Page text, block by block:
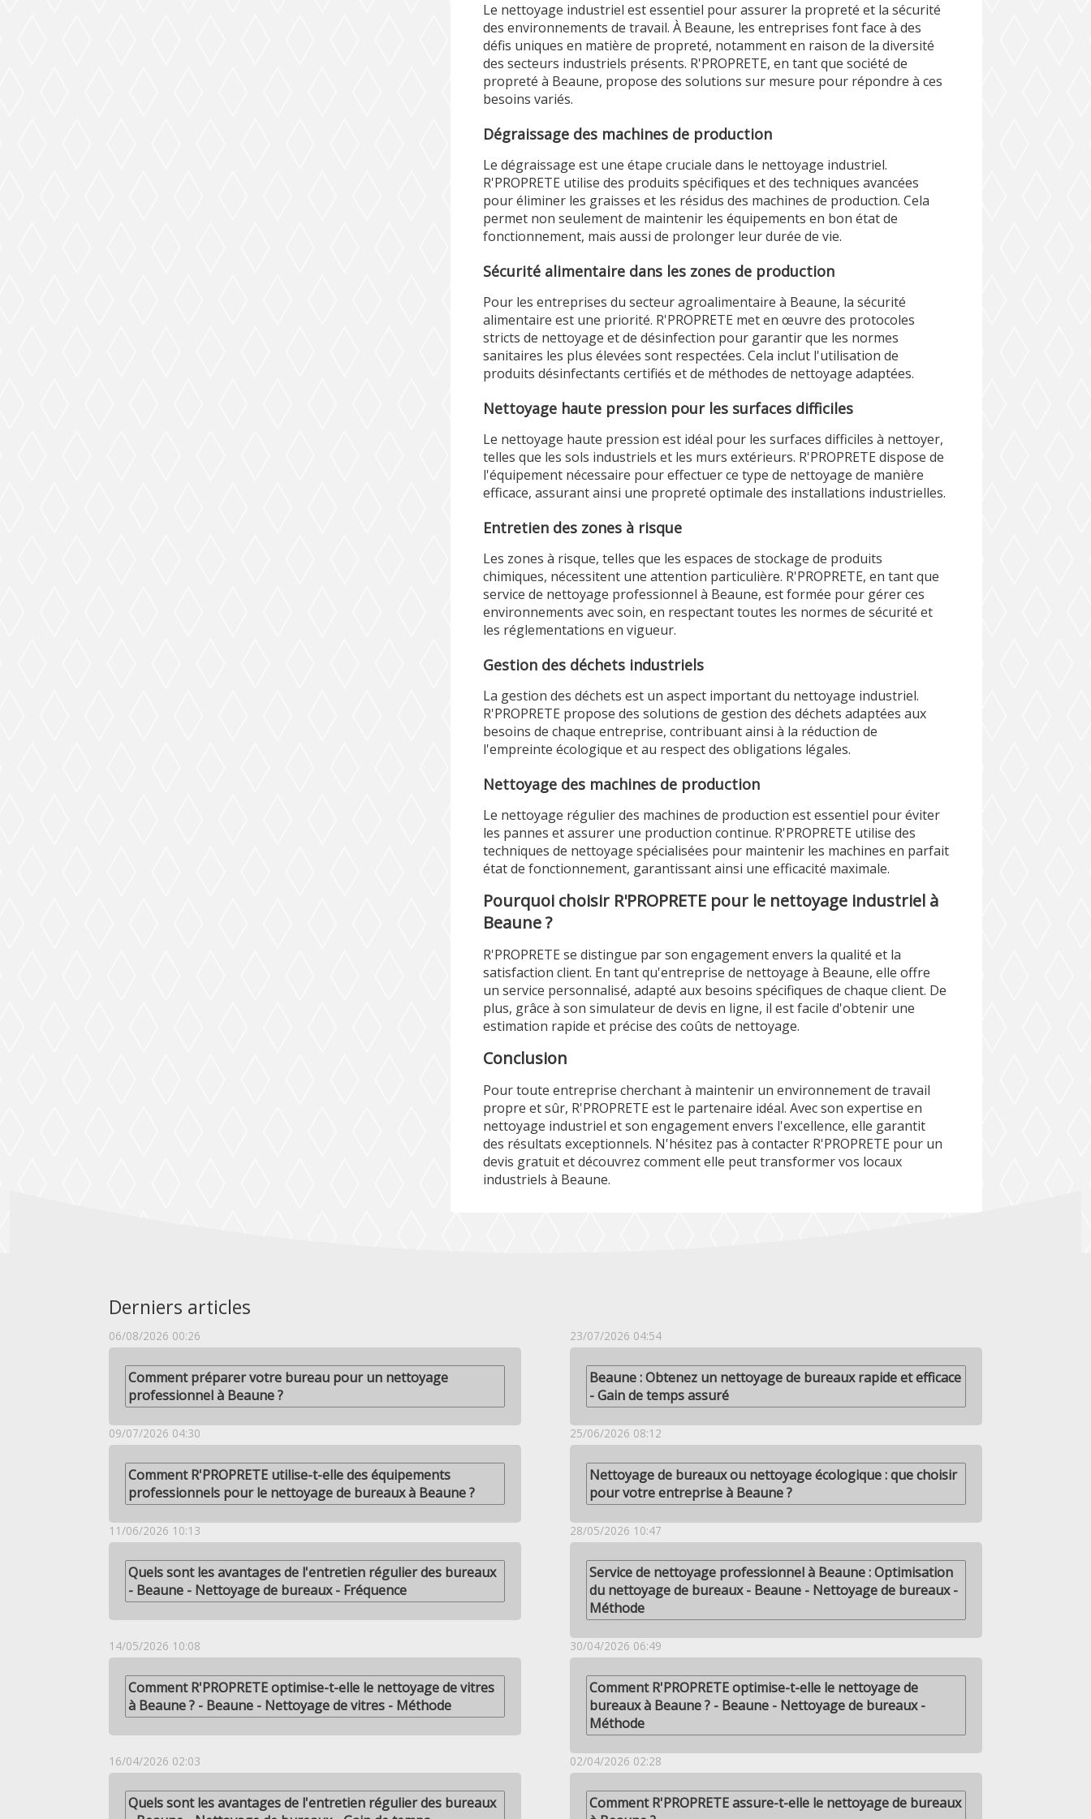
Le nettoyage industriel est essentiel pour assurer la propreté et la sécurité
des environnements de travail. À Beaune, les entreprises font face à des
défis uniques en matière de propreté, notamment en raison de la diversité
des secteurs industriels présents. R'PROPRETE, en tant que société de
propreté à Beaune, propose des solutions sur mesure pour répondre à ces
besoins variés.
Dégraissage des machines de production
Le dégraissage est une étape cruciale dans le nettoyage industriel.
R'PROPRETE utilise des produits spécifiques et des techniques avancées
pour éliminer les graisses et les résidus des machines de production. Cela
permet non seulement de maintenir les équipements en bon état de
fonctionnement, mais aussi de prolonger leur durée de vie.
Sécurité alimentaire dans les zones de production
Pour les entreprises du secteur agroalimentaire à Beaune, la sécurité
alimentaire est une priorité. R'PROPRETE met en œuvre des protocoles
stricts de nettoyage et de désinfection pour garantir que les normes
sanitaires les plus élevées sont respectées. Cela inclut l'utilisation de
produits désinfectants certifiés et de méthodes de nettoyage adaptées.
Nettoyage haute pression pour les surfaces difficiles
Le nettoyage haute pression est idéal pour les surfaces difficiles à nettoyer,
telles que les sols industriels et les murs extérieurs. R'PROPRETE dispose de
l'équipement nécessaire pour effectuer ce type de nettoyage de manière
efficace, assurant ainsi une propreté optimale des installations industrielles.
Entretien des zones à risque
Les zones à risque, telles que les espaces de stockage de produits
chimiques, nécessitent une attention particulière. R'PROPRETE, en tant que
service de nettoyage professionnel à Beaune, est formée pour gérer ces
environnements avec soin, en respectant toutes les normes de sécurité et
les réglementations en vigueur.
Gestion des déchets industriels
La gestion des déchets est un aspect important du nettoyage industriel.
R'PROPRETE propose des solutions de gestion des déchets adaptées aux
besoins de chaque entreprise, contribuant ainsi à la réduction de
l'empreinte écologique et au respect des obligations légales.
Nettoyage des machines de production
Le nettoyage régulier des machines de production est essentiel pour éviter
les pannes et assurer une production continue. R'PROPRETE utilise des
techniques de nettoyage spécialisées pour maintenir les machines en parfait
état de fonctionnement, garantissant ainsi une efficacité maximale.
Pourquoi choisir R'PROPRETE pour le nettoyage industriel à
Beaune ?
R'PROPRETE se distingue par son engagement envers la qualité et la
satisfaction client. En tant qu'entreprise de nettoyage à Beaune, elle offre
un service personnalisé, adapté aux besoins spécifiques de chaque client. De
plus, grâce à son simulateur de devis en ligne, il est facile d'obtenir une
estimation rapide et précise des coûts de nettoyage.
Conclusion
Pour toute entreprise cherchant à maintenir un environnement de travail
propre et sûr, R'PROPRETE est le partenaire idéal. Avec son expertise en
nettoyage industriel et son engagement envers l'excellence, elle garantit
des résultats exceptionnels. N'hésitez pas à contacter R'PROPRETE pour un
devis gratuit et découvrez comment elle peut transformer vos locaux
industriels à Beaune.
Derniers articles
06/08/2026 00:26
Comment préparer votre bureau pour un nettoyage
professionnel à Beaune ?
23/07/2026 04:54
Beaune : Obtenez un nettoyage de bureaux rapide et efficace
- Gain de temps assuré
09/07/2026 04:30
Comment R'PROPRETE utilise-t-elle des équipements
professionnels pour le nettoyage de bureaux à Beaune ?
25/06/2026 08:12
Nettoyage de bureaux ou nettoyage écologique : que choisir
pour votre entreprise à Beaune ?
11/06/2026 10:13
Quels sont les avantages de l'entretien régulier des bureaux
- Beaune - Nettoyage de bureaux - Fréquence
28/05/2026 10:47
Service de nettoyage professionnel à Beaune : Optimisation
du nettoyage de bureaux - Beaune - Nettoyage de bureaux -
Méthode
14/05/2026 10:08
Comment R'PROPRETE optimise-t-elle le nettoyage de vitres
à Beaune ? - Beaune - Nettoyage de vitres - Méthode
30/04/2026 06:49
Comment R'PROPRETE optimise-t-elle le nettoyage de
bureaux à Beaune ? - Beaune - Nettoyage de bureaux -
Méthode
16/04/2026 02:03
Quels sont les avantages de l'entretien régulier des bureaux
02/04/2026 02:28
Comment R'PROPRETE assure-t-elle le nettoyage de bureaux